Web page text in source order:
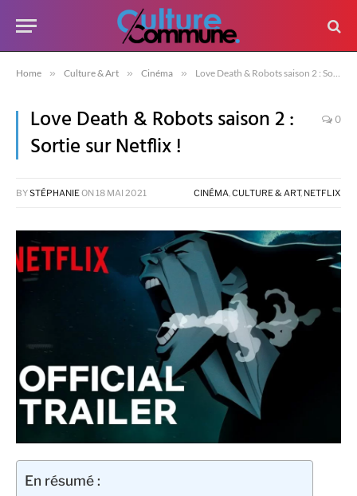
Home » Culture & Art » Cinéma » Love Death & Robots saison 2 : Sortie sur Netflix !
Love Death & Robots saison 2 :
Sortie sur Netflix !
0
BYSTÉPHANIEON 18 MAI 2021 CINÉMA,CULTURE & ART, NETFLIX
En résumé :